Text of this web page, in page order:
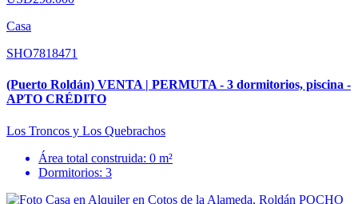
Casa
SHO7818471
(Puerto Roldán) VENTA | PERMUTA - 3 dormitorios, piscina -
APTO CRÉDITO
Los Troncos y Los Quebrachos
Área total construida: 0 m²
Dormitorios: 3